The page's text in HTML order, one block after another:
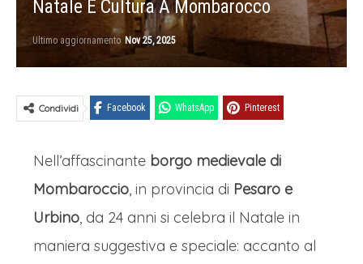
Natale E Cultura A Mombarocco
Ultimo aggiornamento Nov 25, 2025
Condividi Facebook WhatsApp Pinterest
Nell’affascinante borgo medievale di
Mombaroccio, in provincia di Pesaro e
Urbino, da 24 anni si celebra il Natale in
maniera suggestiva e speciale: accanto al